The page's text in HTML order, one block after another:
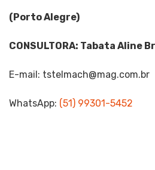
(Porto Alegre)
CONSULTORA: Tabata Aline
E-mail: tstelmach@mag.com.br
WhatsApp: (51) 99301-5452